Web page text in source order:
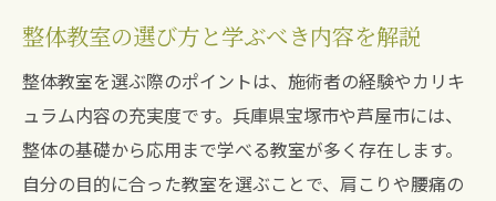
整体教室の選び方と学ぶべき内容を解説
整体教室を選ぶ際のポイントは、施術者の経験やカリキ
ュラム内容の充実度です。兵庫県宝塚市や芦屋市には、
整体の基礎から応用まで学べる教室が多く存在します。
自分の目的に合った教室を選ぶことで、肩こりや腰痛の